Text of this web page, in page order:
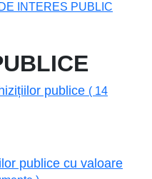
INTERES PUBLIC
publice ( 14
publice cu valoare